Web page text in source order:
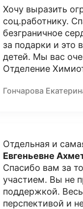
Хочу выразить
соц.работнику.
безграничное
за подарки и это
детей. Мы вас
Отделение
Гончарова
Отдельная и
Евгеньевне
Спасибо вам за
участием. Вы не
поддержкой.
перспективой и